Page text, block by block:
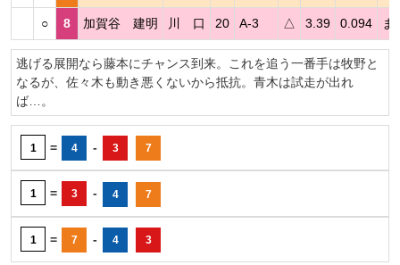
○ 8 加賀谷 建明 川 口 20 A-3 △ 3.39 0.094 ま
逃げる展開なら藤本にチャンス到来。これを追う一番手は牧野と
なるが、佐々木も動き悪くないから抵抗。青木は試走が出れ
ば…。
1 = 4 - 3 7
1 = 3 - 4 7
1 = 7 - 4 3